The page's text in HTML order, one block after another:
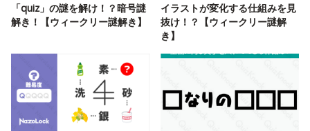
「quiz」の謎を解け！？暗号謎
解き！【ウィークリー謎解き】
イラストが変化する仕組みを見
抜け！？【ウィークリー謎解
き】